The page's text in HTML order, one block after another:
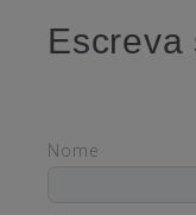
Escreva
Nome